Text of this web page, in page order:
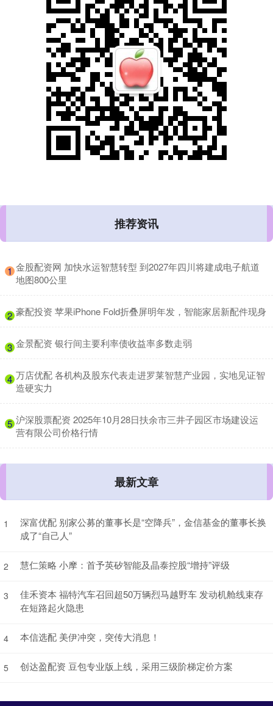
推荐资讯
1 ​金股配资网 加快水运智慧转型 到2027年四川将建成电子航道
地图800公里
2 ​豪配投资 苹果iPhone Fold折叠屏明年发，智能家居新配件现身
3 ​金景配资 银行间主要利率债收益率多数走弱
4 ​万店优配 各机构及股东代表走进罗莱智慧产业园，实地见证智
造硬实力
5 ​沪深股票配资 2025年10月28日扶余市三井子园区市场建设运
营有限公司价格行情
最新文章
1
深富优配 别家公募的董事长是“空降兵”，金信基金的董事长换
成了“自己人”
2 慧仁策略 小摩：首予英矽智能及晶泰控股“增持”评级
3
佳禾资本 福特汽车召回超50万辆烈马越野车 发动机舱线束存
在短路起火隐患
4 本信选配 美伊冲突，突传大消息！
5 创达盈配资 豆包专业版上线，采用三级阶梯定价方案